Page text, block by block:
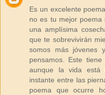
Es un excelente
no es tu mejor
una amplísima
que te sobrevivirán
somos más jóvenes
pensamos. Este
aunque la vida está
instante entre las
poema que ocurre